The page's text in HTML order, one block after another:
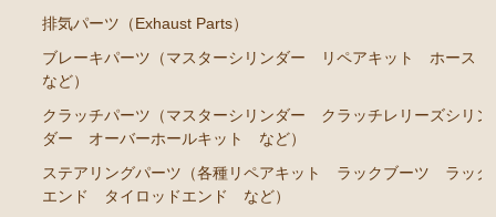
セリカカリーナRA63 TA61 TA63 TA64AA63コロナRT14
1 AT141 TT142
エンジンパーツ 3T-GTEU
エンジンパーツ 4A-GEU
排気パーツ（Exhaust Parts）
ブレーキパーツ（マスターシリンダー リペアキット ホース
など）
クラッチパーツ（マスターシリンダー クラッチレリーズシリン
ダー オーバーホールキット など）
ステアリングパーツ（各種リペアキット ラックブーツ ラック
エンド タイロッドエンド など）